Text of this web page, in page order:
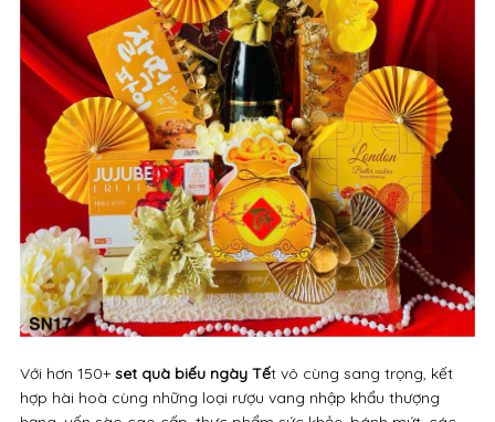
Với hơn 150+set quà biếu ngày Tết vô cùng sang trọng, kết
hợp hài hoà cùng những loại rượu vang nhập khẩu thượng